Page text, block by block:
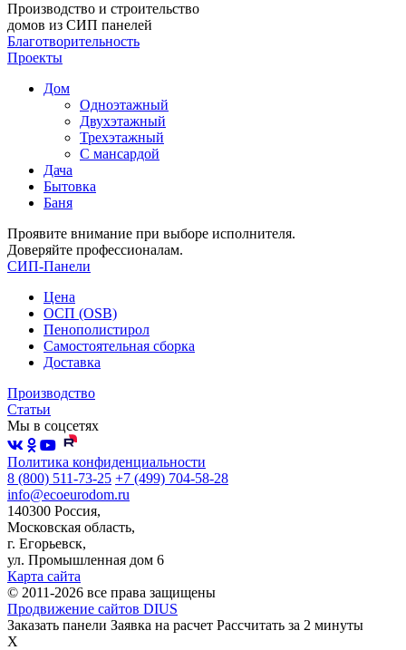
Производство и строительство
домов из СИП панелей
Благотворительность
Проекты
Дом
Одноэтажный
Двухэтажный
Трехэтажный
С мансардой
Дача
Бытовка
Баня
Проявите внимание при выборе исполнителя.
Доверяйте профессионалам.
СИП-Панели
Цена
ОСП (OSB)
Пенополистирол
Самостоятельная сборка
Доставка
Производство
Статьи
Мы в соцсетях
Политика конфиденциальности
8 (800) 511-73-25 +7 (499) 704-58-28
info@ecoeurodom.ru
140300 Россия,
Московская область,
г. Егорьевск,
ул. Промышленная дом 6
Карта сайта
© 2011-2026 все права защищены
Продвижение сайтов DIUS
Заказать панели Заявка на расчет Рассчитать за 2 минуты
X